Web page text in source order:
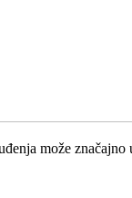
može